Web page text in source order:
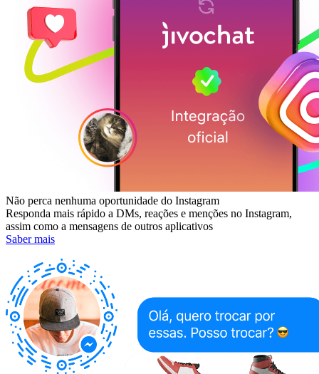
Não perca nenhuma oportunidade do Instagram
Responda mais rápido a DMs, reações e menções no Instagram,
assim como a mensagens de outros aplicativos
Saber mais